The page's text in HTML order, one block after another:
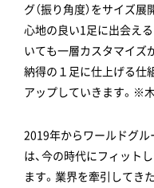
グ（振り角度）をサイズ
心地の良い1足に出会え
いても一層カスタマイズ
納得の１足に仕上げる仕
アップしていきます。※
2019年からワールドグ
は、今の時代にフィット
ます。業界を牽引してき